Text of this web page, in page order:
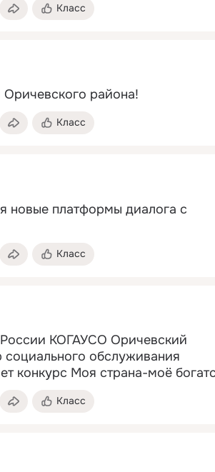
Класс
района!
Класс
новые платформы диалога с
Класс
КОГАУСО Оричевский
социального обслуживания
конкурс Моя страна-моё
Класс